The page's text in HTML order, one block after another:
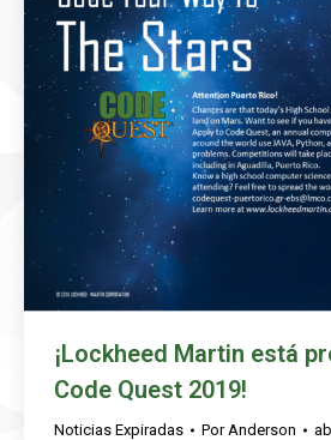
¡Lockheed Martin está
Code Quest 2019!
Noticias Expiradas Por Anderson